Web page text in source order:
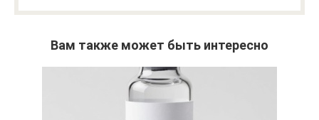
Вам также может быть интересно